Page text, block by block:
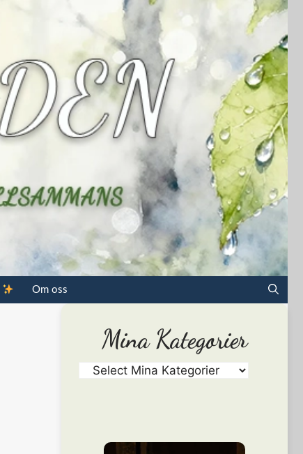
Om oss
Mina Kategorier